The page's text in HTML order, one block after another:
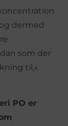
dermed
som der
til,«
PO er